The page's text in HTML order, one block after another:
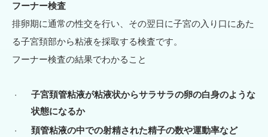
フーナー検査
排卵期に通常の性交を行い、その翌日に子宮の入り口にあた
る子宮頚部から粘液を採取する検査です。
フーナー検査の結果でわかること
子宮頚管粘液が粘液状からサラサラの卵の白身のような
状態になるか
頚管粘液の中での射精された精子の数や運動率など